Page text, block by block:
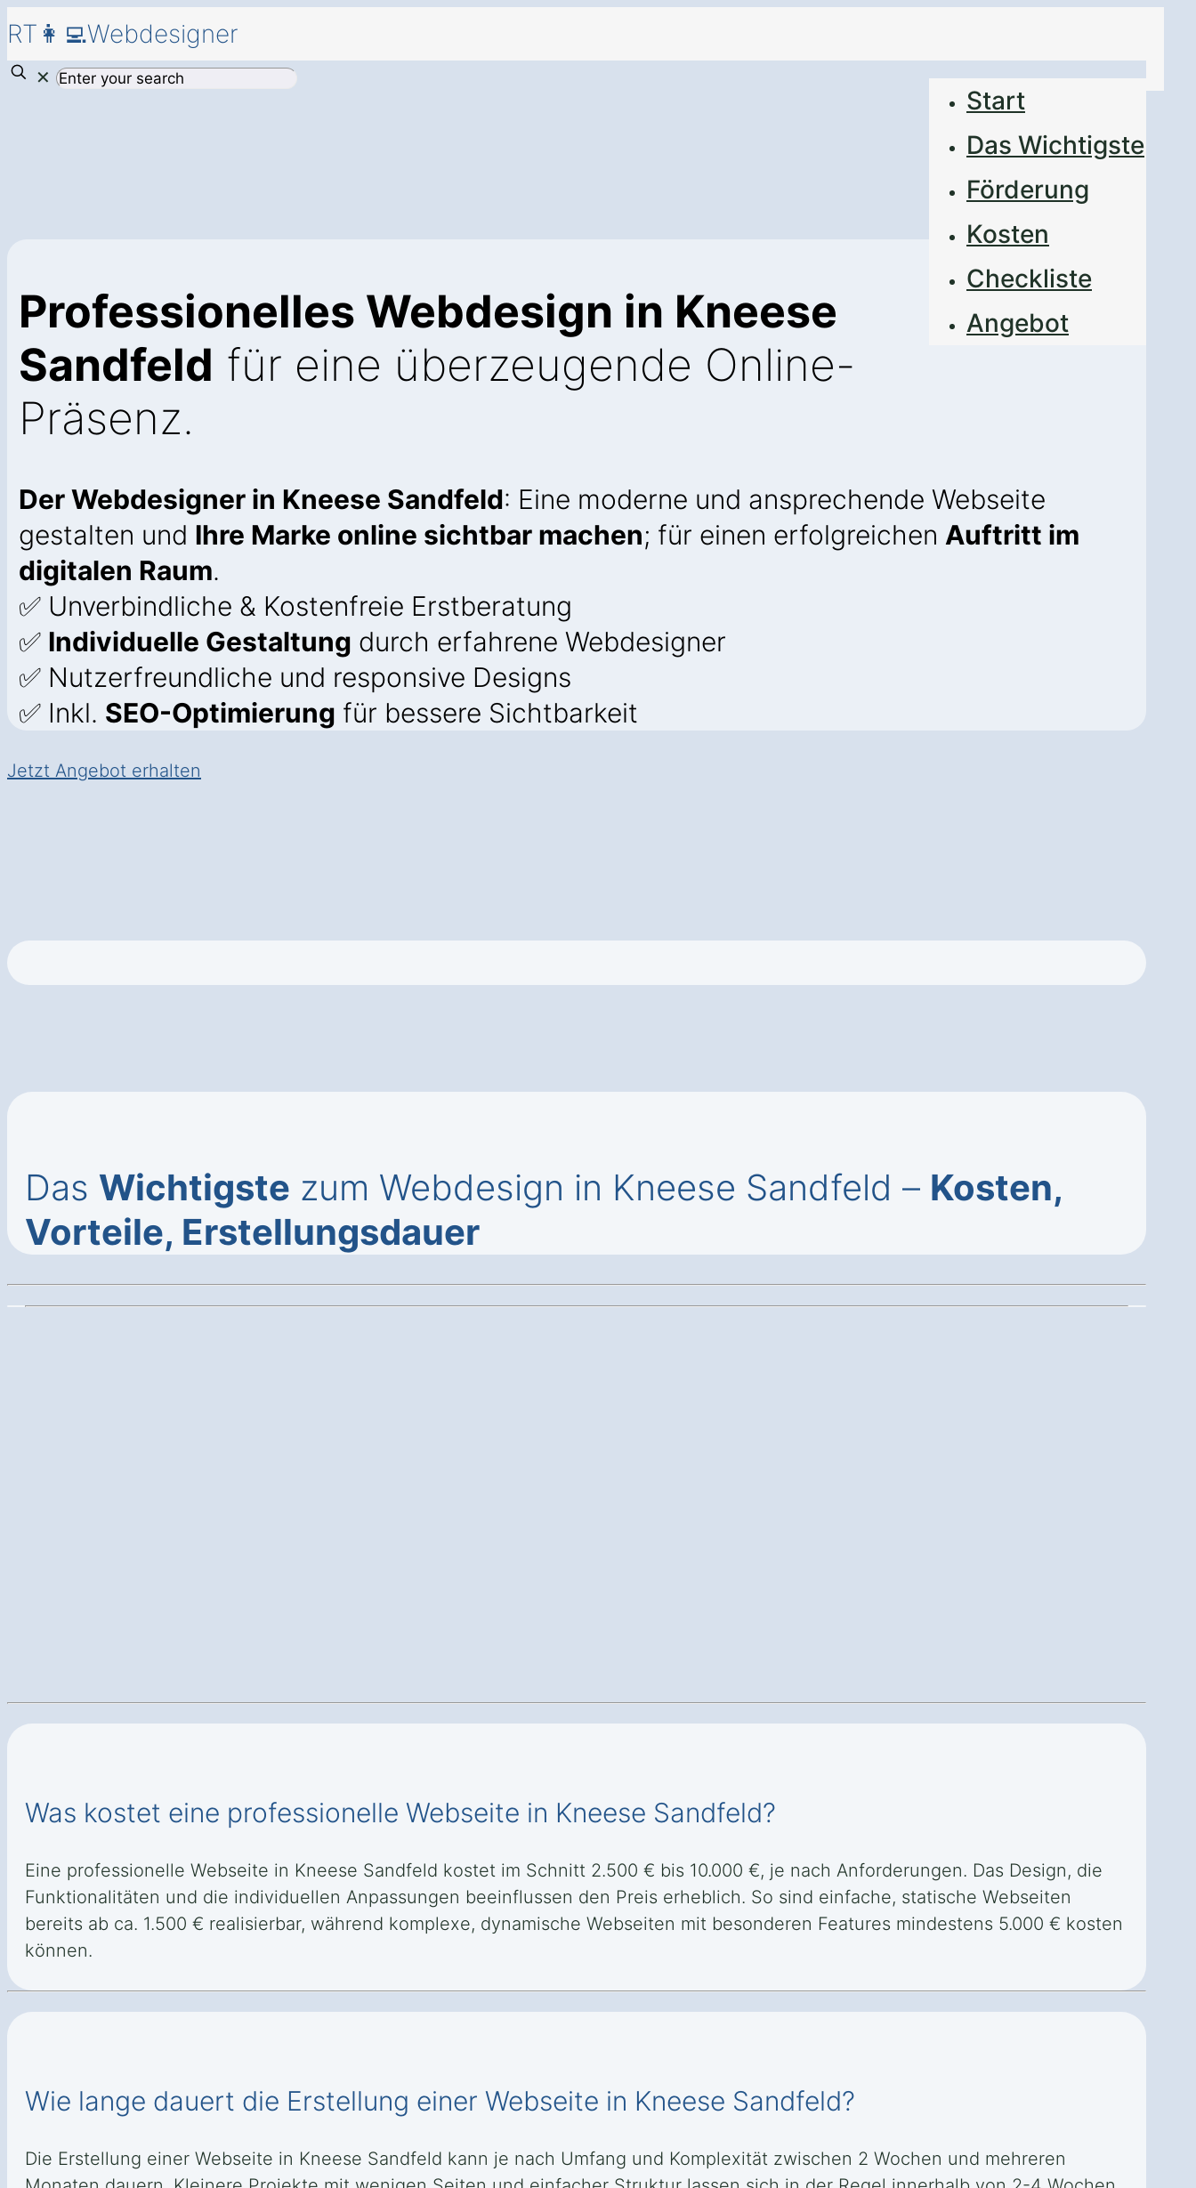
RT👩‍💻Webdesigner
Start
Das Wichtigste
Förderung
Kosten
Checkliste
Angebot
✕
Professionelles Webdesign in Kneese
Sandfeld für eine überzeugende Online-
Präsenz.
Der Webdesigner in Kneese Sandfeld: Eine moderne und ansprechende Webseite
gestalten und Ihre Marke online sichtbar machen; für einen erfolgreichen Auftritt im
digitalen Raum.
✅ Unverbindliche & Kostenfreie Erstberatung
✅ Individuelle Gestaltung durch erfahrene Webdesigner
✅ Nutzerfreundliche und responsive Designs
✅ Inkl. SEO-Optimierung für bessere Sichtbarkeit
Jetzt Angebot erhalten
Das Wichtigste zum Webdesign in Kneese Sandfeld – Kosten,
Vorteile, Erstellungsdauer
Was kostet eine professionelle Webseite in Kneese Sandfeld?
Eine professionelle Webseite in Kneese Sandfeld kostet im Schnitt 2.500 € bis 10.000 €, je nach Anforderungen. Das Design, die
Funktionalitäten und die individuellen Anpassungen beeinflussen den Preis erheblich. So sind einfache, statische Webseiten
bereits ab ca. 1.500 € realisierbar, während komplexe, dynamische Webseiten mit besonderen Features mindestens 5.000 € kosten
können.
Wie lange dauert die Erstellung einer Webseite in Kneese Sandfeld?
Die Erstellung einer Webseite in Kneese Sandfeld kann je nach Umfang und Komplexität zwischen 2 Wochen und mehreren